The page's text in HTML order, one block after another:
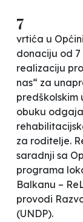
7
vrtića u
donaciju od
realizaciju
nas“ za
predškolskim
obuku
za roditelje.
saradnji sa
programa
Balkanu –
provodi
(UNDP).